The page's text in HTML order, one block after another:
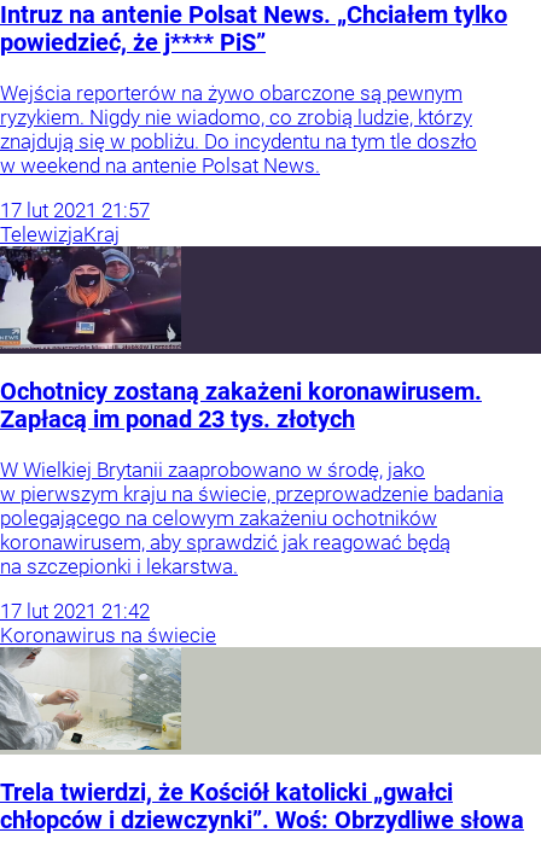
Intruz na antenie Polsat News. „Chciałem tylko
powiedzieć, że j**** PiS”
Wejścia reporterów na żywo obarczone są pewnym
ryzykiem. Nigdy nie wiadomo, co zrobią ludzie, którzy
znajdują się w pobliżu. Do incydentu na tym tle doszło
w weekend na antenie Polsat News.
17 lut 2021 21:57
TelewizjaKraj
Ochotnicy zostaną zakażeni koronawirusem.
Zapłacą im ponad 23 tys. złotych
W Wielkiej Brytanii zaaprobowano w środę, jako
w pierwszym kraju na świecie, przeprowadzenie badania
polegającego na celowym zakażeniu ochotników
koronawirusem, aby sprawdzić jak reagować będą
na szczepionki i lekarstwa.
17 lut 2021 21:42
Koronawirus na świecie
Trela twierdzi, że Kościół katolicki „gwałci
chłopców i dziewczynki”. Woś: Obrzydliwe słowa